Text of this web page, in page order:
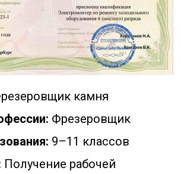
камня
Фрезеровщик
9–11 классов
Получение рабочей